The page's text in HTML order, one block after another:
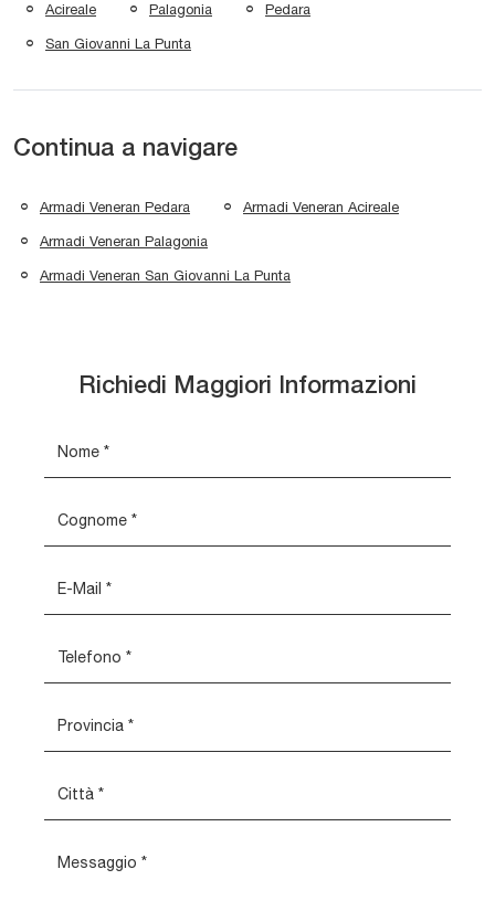
Acireale Palagonia Pedara
San Giovanni La Punta
Continua a navigare
Armadi Veneran Pedara Armadi Veneran Acireale
Armadi Veneran Palagonia
Armadi Veneran San Giovanni La Punta
Richiedi Maggiori Informazioni